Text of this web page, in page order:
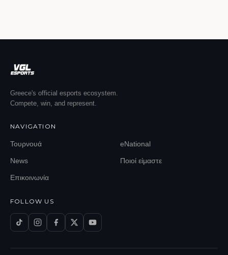
Greece's official esports ecosystem.
Compete, win, and represent.
NAVIGATION
Τουρνουά eNational
News Ποιοί είμαστε
Επικοινωνία
FOLLOW US